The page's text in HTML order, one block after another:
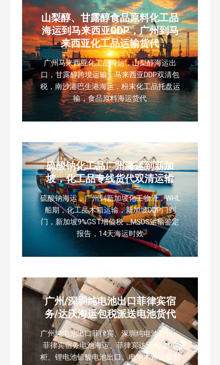
山梨醇、甘露醇食品原料化工品
海运到马来西亚DDP，广州到马
来西亚化工品运输货代
广州马来西亚化工品海运，山梨醇海运出
口，甘露醇跨境运输，马来西亚DDP双清包
税，南沙港巴生港海运，粉末化工品托盘运
输，食品原料海运货代
硫酸钠化工品广州海运到新加
坡，化工品专线货代双清运输
硫酸钠海运，广州到新加坡化工物流，WHL
船期，化工品木箱运输，新加坡DDP门到
门，新加坡9%GST增值税，MSDS运输鉴定
报告，14天海运时效
广州/深圳纯电池出口菲律宾宿
务/达沃海运包税派送电池货代
广州纯电池出口菲律宾、深圳纯电池货代、
菲律宾宿务电池海运、菲律宾达沃电池DG
柜、锂电池铅酸电池出口、电池木箱合规包